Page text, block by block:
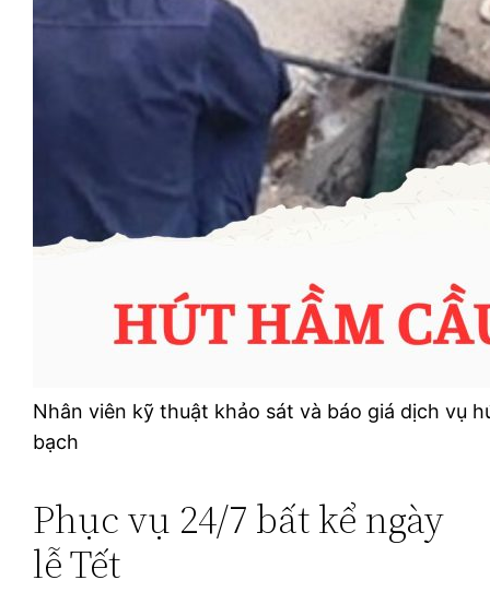
Nhân viên kỹ thuật khảo sát và báo giá dịch vụ
bạch
Phục vụ 24/7 bất kể ngày
lễ Tết